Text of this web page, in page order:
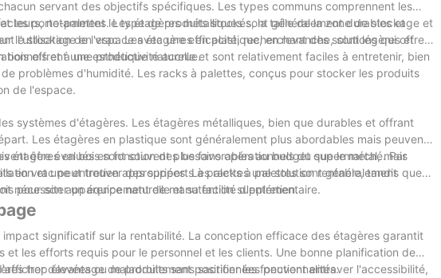
réside dans une approche proactive et collaborative.
servant des objectifs spécifiques. Les types communs comprennent les
les porte-palettes. Les étagères métalliques sont généralement durables et
le stockage en vrac. Les étagères en plastique, en revanche, sont légères et
offrent une esthétique naturelle et sont relativement faciles à entretenir, bien
problèmes d'humidité. Les racks à palettes, conçus pour stocker les produits
de l'espace.
notamment le type de produits stockés, la taille de la zone de stockage et
l'utilisation de l'espace avec une efficacité, recherchant des solutions qui offrent
et à une productivité accrue.
systèmes d'étagères. Les étagères métalliques, bien que durables et offrant
Les étagères en plastique sont généralement plus abordables mais peuvent
étagères en bois sont souvent plus favorables au budget que le métal, mais
et une entretien appropriées. Les racks à palettes sont généralement
nécessiter un équipement de manutention supplémentaire.
être évalués en fonction des besoins opérationnels du supermarché. Par
en vrac peut trouver des supports à palettes une solution rentable, tandis que
pour son apparence naturelle et sa facilité d'entretien.
significatif sur la rentabilité. La conception efficace des étagères garantit
les efforts requis pour le personnel et les clients. Une bonne planification de
davantage de produits sans sacrifier les fonctionnalités.
trop élevées ou maladroitement positionnées peuvent entraver l'accessibilité,